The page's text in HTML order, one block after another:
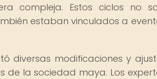
compleja. Estos ciclos no
estaban vinculados a
diversas modificaciones y
de la sociedad maya. Los